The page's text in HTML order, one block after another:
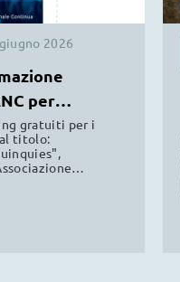
giugno 2026
per
gratuiti per i
titolo: